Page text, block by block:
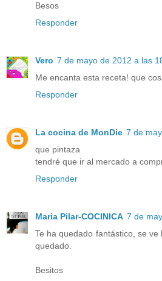
Besos
Responder
Vero 7 de mayo de 2012 a las
Me encanta esta receta! que
Responder
La cocina de MonDie 7 de
que pintaza
tendré que ir al mercado a
Responder
Maria Pilar-COCINICA 7 de
Te ha quedado fantástico, se
quedado.
Besitos